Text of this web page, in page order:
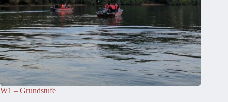
W1 – Grundstufe